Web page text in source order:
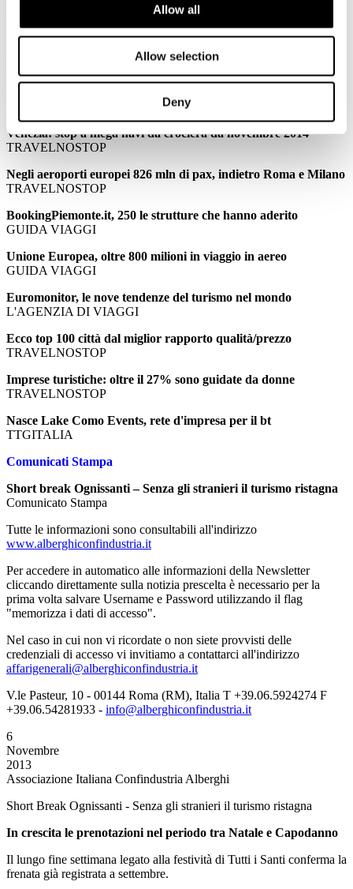
Allow all
Allow selection
Deny
ponte di Ognissanti
PALMUCCI: Ponte Ognissanti, turismo in stallo senza gli
Venezia: stop a mega navi da crociera da novembre 2014
TRAVELNOSTOP
Negli aeroporti europei 826 mln di pax, indietro Roma e Milano
TRAVELNOSTOP
BookingPiemonte.it, 250 le strutture che hanno aderito
GUIDA VIAGGI
Unione Europea, oltre 800 milioni in viaggio in aereo
GUIDA VIAGGI
Euromonitor, le nove tendenze del turismo nel mondo
L'AGENZIA DI VIAGGI
Ecco top 100 città dal miglior rapporto qualità/prezzo
TRAVELNOSTOP
Imprese turistiche: oltre il 27% sono guidate da donne
TRAVELNOSTOP
Nasce Lake Como Events, rete d'impresa per il bt
TTGITALIA
Comunicati Stampa
Short break Ognissanti – Senza gli stranieri il turismo ristagna
Comunicato Stampa
Tutte le informazioni sono consultabili all'indirizzo
www.alberghiconfindustria.it
Per accedere in automatico alle informazioni della Newsletter
cliccando direttamente sulla notizia prescelta è necessario per la
prima volta salvare Username e Password utilizzando il flag
"memorizza i dati di accesso".
Nel caso in cui non vi ricordate o non siete provvisti delle
credenziali di accesso vi invitiamo a contattarci all'indirizzo
affarigenerali@alberghiconfindustria.it
V.le Pasteur, 10 - 00144 Roma (RM), Italia T +39.06.5924274 F
+39.06.54281933 - info@alberghiconfindustria.it
6
Novembre
2013
Associazione Italiana Confindustria Alberghi
Short Break Ognissanti - Senza gli stranieri il turismo ristagna
In crescita le prenotazioni nel periodo tra Natale e Capodanno
Il lungo fine settimana legato alla festività di Tutti i Santi conferma la
frenata già registrata a settembre.